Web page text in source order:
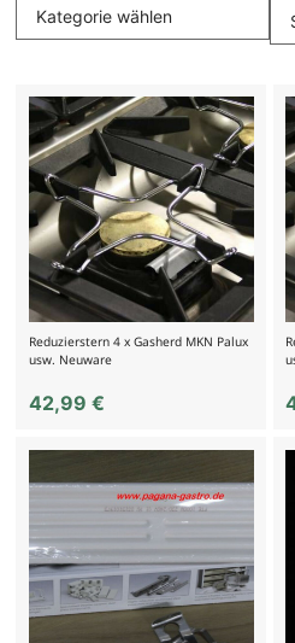
Reduzierstern 4 x Gasherd MKN Palux
usw. Neuware
42,99 €